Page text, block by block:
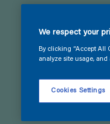
We respect your
By clicking “Accept All
analyze site usage,
Cookies Settings